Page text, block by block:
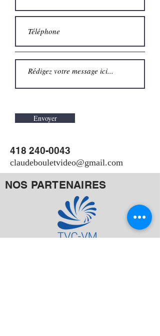
Envoyer
418 240-0043
claudebouletvideo@gmail.com
NOS PARTENAIRES